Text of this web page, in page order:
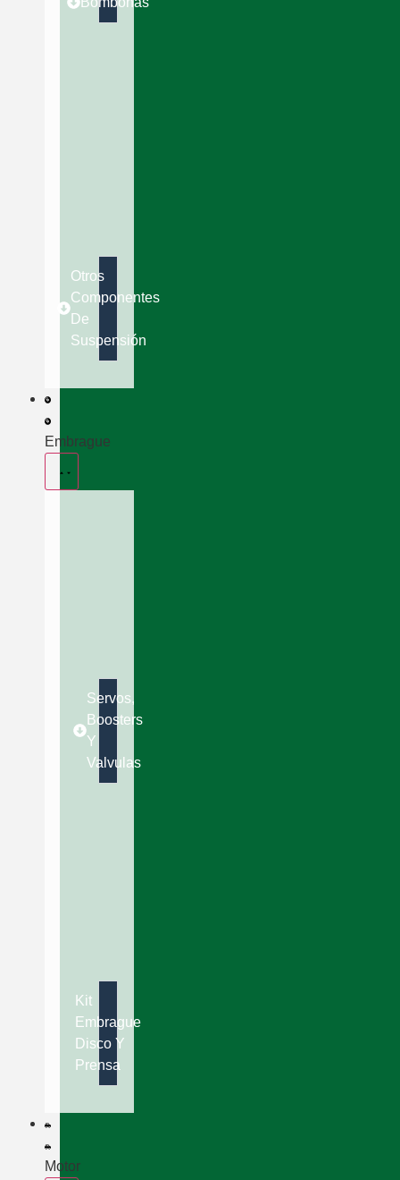
Otros
Componentes
De
Suspensión
Embrague
Servos,
Boosters
Y
Valvulas
Kit
Embrague
Disco Y
Prensa
Motor